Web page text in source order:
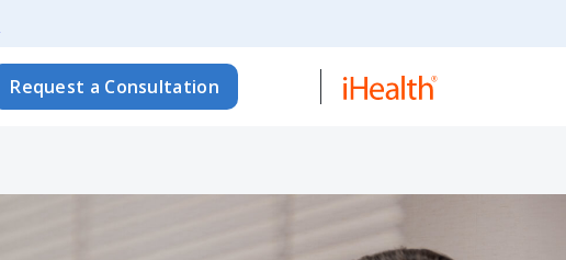
Request a Consultation